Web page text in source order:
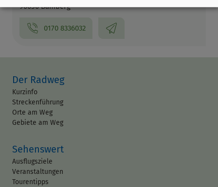
96050 Bamberg
0170 8336032
Der Radweg
Kurzinfo
Streckenführung
Orte am Weg
Gebiete am Weg
Sehenswert
Ausflugsziele
Veranstaltungen
Tourentipps